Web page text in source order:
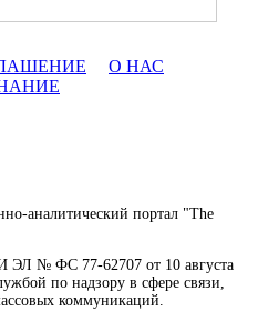
О НАС
аналитический портал "The
ЭЛ № ФС 77-62707 от 10 августа
по надзору в сфере связи,
коммуникаций.